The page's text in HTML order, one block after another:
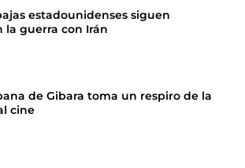
estadounidenses siguen
guerra con Irán
de Gibara toma un respiro de la
cine